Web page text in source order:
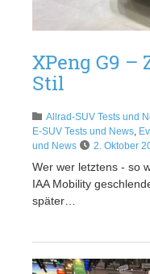
XPeng G9 –
Stil
Allrad-SUV Tests und
E-SUV Tests und News,
und News
2. Oktober
Wer wer letztens - so
IAA Mobility
später…